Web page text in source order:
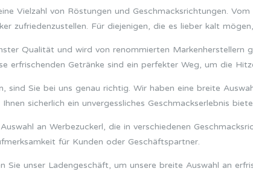
Vielzahl von Röstungen und Geschmacksrichtungen.
zufriedenzustellen. Für diejenigen, die es lieber kalt
Qualität und wird von renommierten Markenherstellern
erfrischenden Getränke sind ein perfekter Weg, um die
sind Sie bei uns genau richtig. Wir haben eine breite
sicherlich ein unvergessliches Geschmackserlebnis
an Werbezuckerl, die in verschiedenen
für Kunden oder Geschäftspartner.
Sie unser Ladengeschäft, um unsere breite Auswahl an